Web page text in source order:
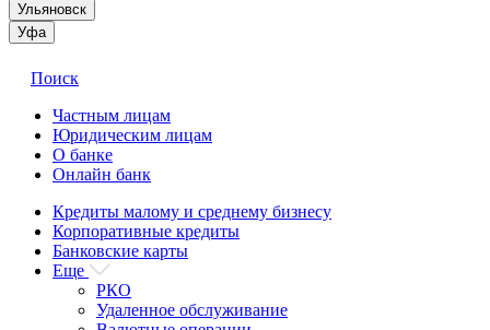
Ульяновск
Уфа
Поиск
Частным лицам
Юридическим лицам
О банке
Онлайн банк
Кредиты малому и среднему бизнесу
Корпоративные кредиты
Банковские карты
Еще
РКО
Удаленное обслуживание